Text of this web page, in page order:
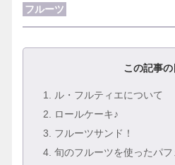
フルーツ
この記事の
1
. ル・フルティエについて
2 . ロールケーキ♪
3 . フルーツサンド！
4 . 旬のフルーツを使ったパフ